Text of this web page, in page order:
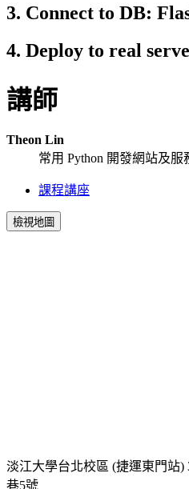
3. Connect to DB:
4. Deploy to real
講師
Theon Lin
常用 Python 開發網站及服
課程講座
檢視地圖
淡江大學台北校區 (捷運東門站)
巷5號